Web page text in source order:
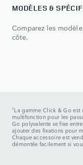
MODÈLES &
Comparez les
côte.
†La gamme Click & Go est
multifonction pour les
Go polyvalente se fixe
ajouter des fixations pour
Chaque accessoire est
démontée facilement si